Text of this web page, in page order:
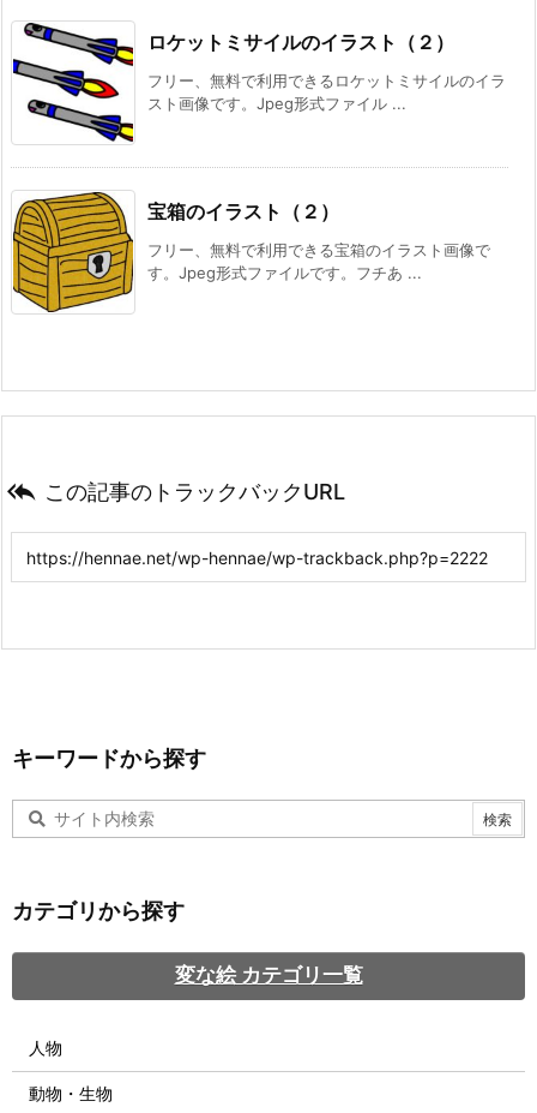
ロケットミサイルのイラスト（２）
フリー、無料で利用できるロケットミサイルのイラ
スト画像です。Jpeg形式ファイル ...
宝箱のイラスト（２）
フリー、無料で利用できる宝箱のイラスト画像で
す。Jpeg形式ファイルです。フチあ ...
 この記事のトラックバックURL
キーワードから探す
カテゴリから探す
変な絵 カテゴリ一覧
人物
動物・生物